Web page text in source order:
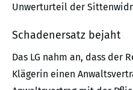
Unwerturteil der
Schadenersatz bejaht
Das LG nahm an, dass der
Klägerin einen